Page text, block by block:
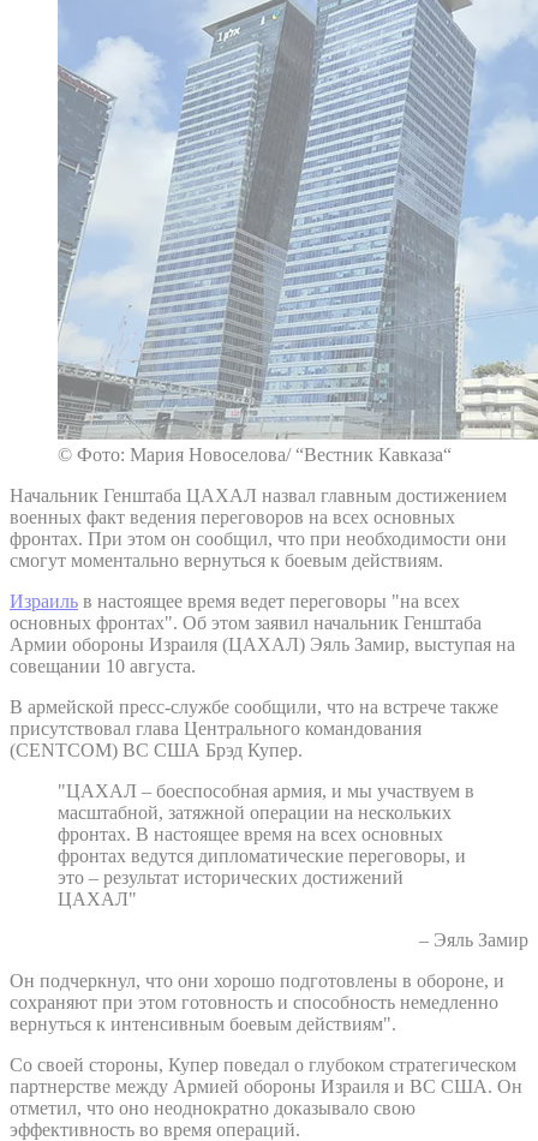
© Фото: Мария Новоселова/ “Вестник Кавказа“
Начальник Генштаба ЦАХАЛ назвал главным достижением
военных факт ведения переговоров на всех основных
фронтах. При этом он сообщил, что при необходимости они
смогут моментально вернуться к боевым действиям.
Израиль в настоящее время ведет переговоры "на всех
основных фронтах". Об этом заявил начальник Генштаба
Армии обороны Израиля (ЦАХАЛ) Эяль Замир, выступая на
совещании 10 августа.
В армейской пресс-службе сообщили, что на встрече также
присутствовал глава Центрального командования
(CENTCOM) ВС США Брэд Купер.
"ЦАХАЛ – боеспособная армия, и мы участвуем в
масштабной, затяжной операции на нескольких
фронтах. В настоящее время на всех основных
фронтах ведутся дипломатические переговоры, и
это – результат исторических достижений
ЦАХАЛ"
– Эяль Замир
Он подчеркнул, что они хорошо подготовлены в обороне, и
сохраняют при этом готовность и способность немедленно
вернуться к интенсивным боевым действиям".
Со своей стороны, Купер поведал о глубоком стратегическом
партнерстве между Армией обороны Израиля и ВС США. Он
отметил, что оно неоднократно доказывало свою
эффективность во время операций.